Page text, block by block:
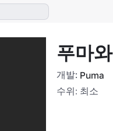
푸마
개발: Puma
수위: 최소